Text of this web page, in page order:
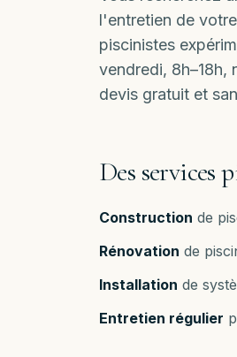
l'entretien de
piscinistes
vendredi, 8h–18h,
devis gratuit et
Des services
Construction de
Rénovation de
Installation de
Entretien régulier